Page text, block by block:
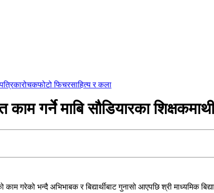
रोचकफोटो फिचरसाहित्य र कला
गर्ने माबि सौडियारका
गरेको भन्दै अभिभाबक र बिद्यार्थीबाट गुनासो आएपछि श्री माध्यमिक